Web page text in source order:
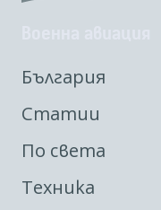
България
Статии
По света
Техника